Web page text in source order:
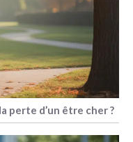
perte d’un être cher ?